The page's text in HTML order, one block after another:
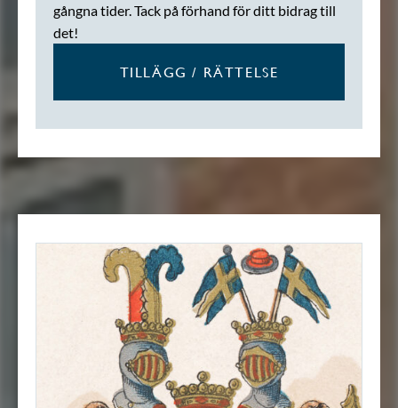
gångna tider. Tack på förhand för ditt bidrag till
det!
TILLÄGG / RÄTTELSE